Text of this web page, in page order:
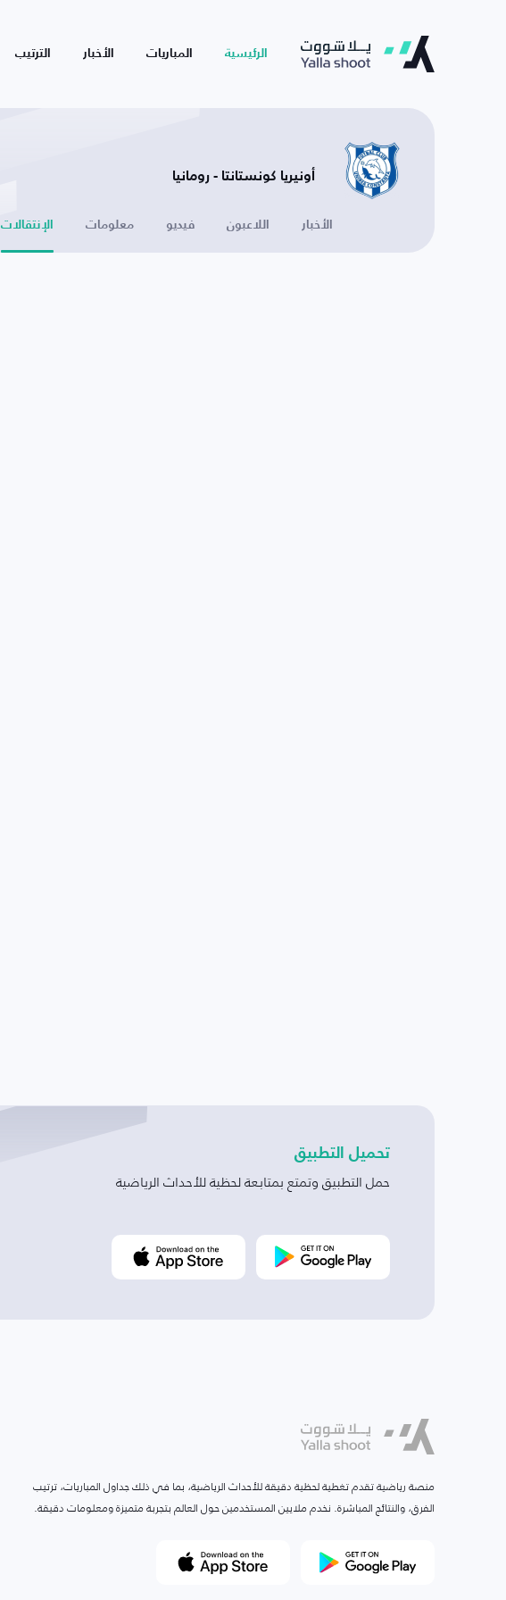
الرئيسية المباريات الأخبار الترتيب
أونيريا كونستانتا - رومانيا
الأخبار اللاعبون فيديو معلومات الإنتقالات
تحميل التطبيق
حمل التطبيق وتمتع بمتابعة لحظية للأحداث الرياضية
منصة رياضية تقدم تغطية لحظية دقيقة للأحداث الرياضية، بما في ذلك جداول المباريات، ترتيب
الفرق، والنتائج المباشرة. نخدم ملايين المستخدمين حول العالم بتجربة متميزة ومعلومات دقيقة.